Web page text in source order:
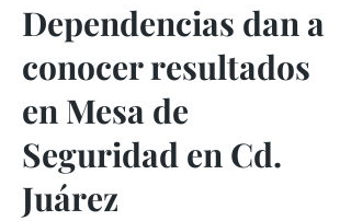
Dependencias dan a
conocer resultados
en Mesa de
Seguridad en Cd.
Juárez